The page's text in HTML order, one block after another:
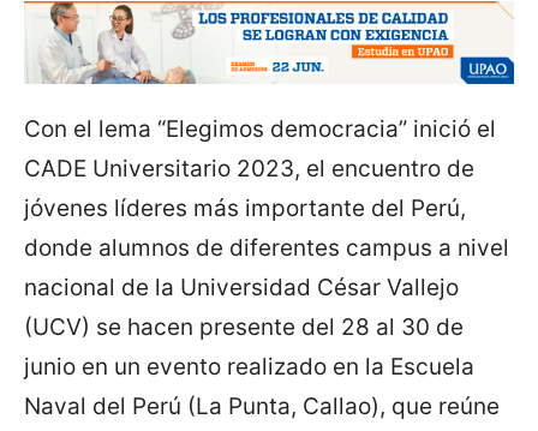
Con el lema “Elegimos democracia” inició el
CADE Universitario 2023, el encuentro de
jóvenes líderes más importante del Perú,
donde alumnos de diferentes campus a nivel
nacional de la Universidad César Vallejo
(UCV) se hacen presente del 28 al 30 de
junio en un evento realizado en la Escuela
Naval del Perú (La Punta, Callao), que reúne